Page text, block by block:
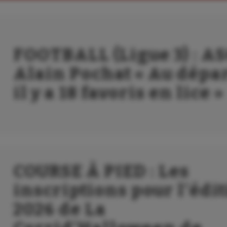
FOOTBALL (Ligue 3) :
Alain Pochat « Au
il y a 18 favoris en lice »
COURSE À PIED : Les
inscriptions pour
2026 de La